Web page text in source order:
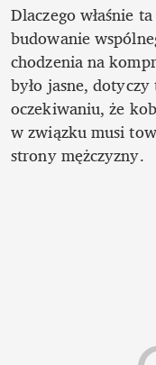
Dlaczego właśnie
budowanie
chodzenia na
było jasne,
oczekiwaniu, że
w związku musi
strony mężczyzny.